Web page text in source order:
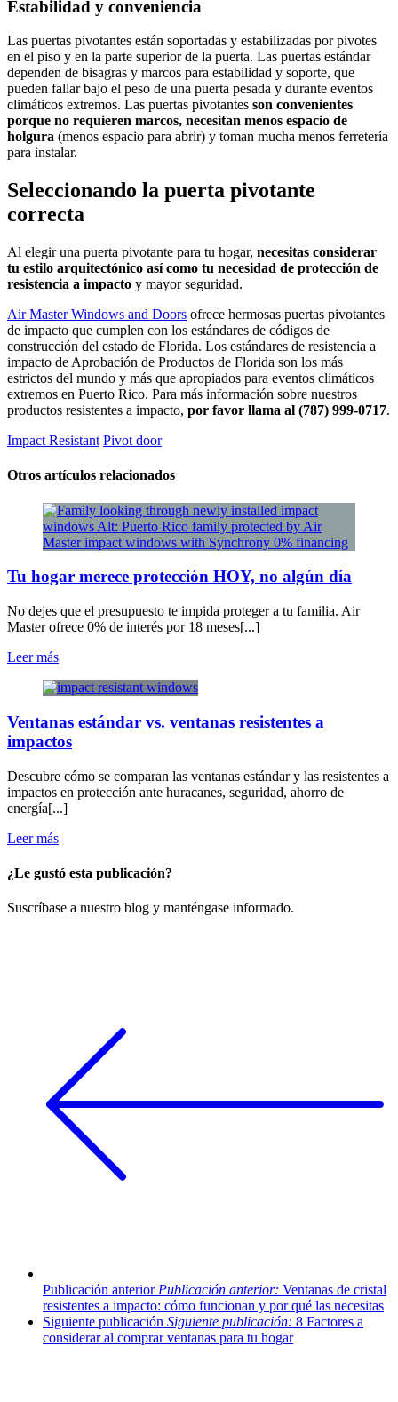
Estabilidad y conveniencia
Las puertas pivotantes están soportadas y estabilizadas por pivotes
en el piso y en la parte superior de la puerta. Las puertas estándar
dependen de bisagras y marcos para estabilidad y soporte, que
pueden fallar bajo el peso de una puerta pesada y durante eventos
climáticos extremos. Las puertas pivotantes son convenientes
porque no requieren marcos, necesitan menos espacio de
holgura (menos espacio para abrir) y toman mucha menos ferretería
para instalar.
Seleccionando la puerta pivotante
correcta
Al elegir una puerta pivotante para tu hogar, necesitas considerar
tu estilo arquitectónico así como tu necesidad de protección de
resistencia a impacto y mayor seguridad.
Air Master Windows and Doors ofrece hermosas puertas pivotantes
de impacto que cumplen con los estándares de códigos de
construcción del estado de Florida. Los estándares de resistencia a
impacto de Aprobación de Productos de Florida son los más
estrictos del mundo y más que apropiados para eventos climáticos
extremos en Puerto Rico. Para más información sobre nuestros
productos resistentes a impacto, por favor llama al (787) 999-0717.
Impact Resistant Pivot door
​Otros artículos relacionados
Tu hogar merece protección HOY, no algún día
No dejes que el presupuesto te impida proteger a tu familia. Air
Master ofrece 0% de interés por 18 meses[...]
Leer más
Ventanas estándar vs. ventanas resistentes a
impactos
Descubre cómo se comparan las ventanas estándar y las resistentes a
impactos en protección ante huracanes, seguridad, ahorro de
energía[...]
Leer más
¿Le gustó esta publicación?
​Suscríbase a nuestro blog y manténgase informado.
Publicación anterior Publicación anterior: Ventanas de cristal
resistentes a impacto: cómo funcionan y por qué las necesitas
Siguiente publicación Siguiente publicación: 8 Factores a
considerar al comprar ventanas para tu hogar